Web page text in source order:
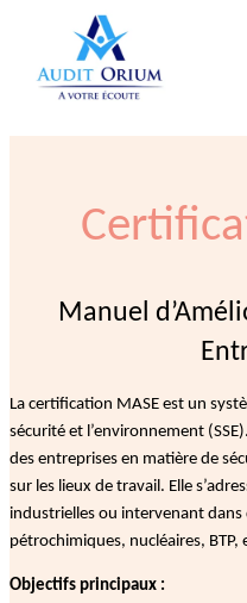
Manuel
La certification MASE est un
sécurité et l’environnement
des entreprises en matière de
sur les lieux de travail. Elle
industrielles ou intervenant
pétrochimiques, nucléaires,
Objectifs principaux :